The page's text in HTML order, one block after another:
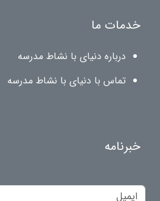
خدمات ما
درباره دنیای با نشاط مدرسه
تماس با دنیای با نشاط مدرسه
خبرنامه